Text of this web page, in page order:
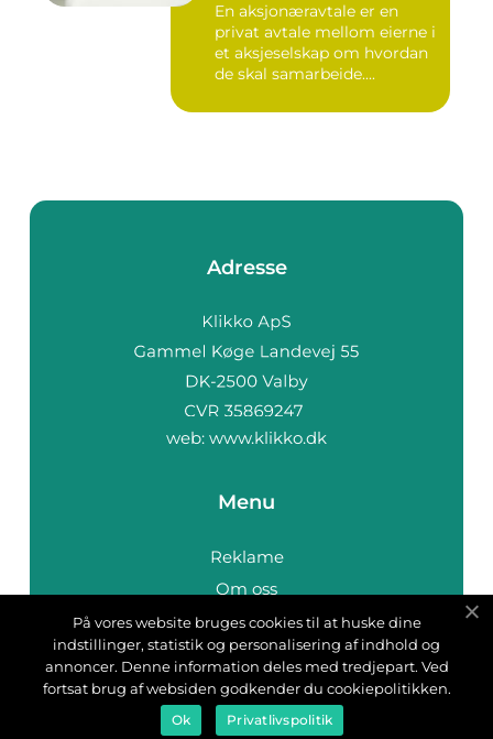
En aksjonæravtale er en
privat avtale mellom eierne i
et aksjeselskap om hvordan
de skal samarbeide....
Adresse
web: www.klikko.dk
Menu
Reklame
Om oss
Cookies
Kontakt Oss
Sitemap
På vores website bruges cookies til at huske dine
indstillinger, statistik og personalisering af indhold og
annoncer. Denne information deles med tredjepart. Ved
fortsat brug af websiden godkender du cookiepolitikken.
Ok Privatlivspolitik